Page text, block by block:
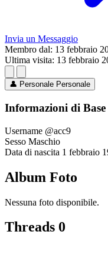
Invia un Messaggio
Membro dal: 13 febbraio
Ultima visita: 13 febbraio
👤 Personale Personale
Informazioni di Base
Username @acc9
Sesso Maschio
Data di nascita 1 febbraio
Album Foto
Nessuna foto disponibile.
Threads 0